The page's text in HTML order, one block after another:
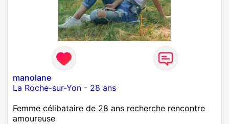
manolane
La Roche-sur-Yon - 28 ans
Femme célibataire de 28 ans recherche rencontre
amoureuse